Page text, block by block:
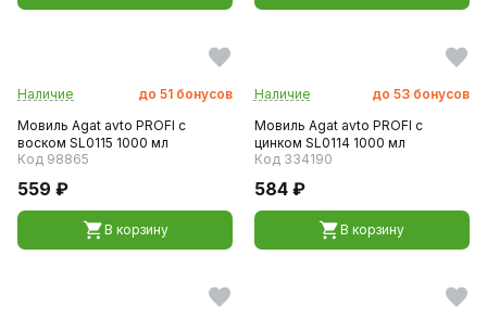
Наличие до 51 бонусов
Мовиль Agat avto PROFI с
воском SL0115 1000 мл
Код 98865
559 ₽
В корзину
Наличие до 53 бонусов
Мовиль Agat avto PROFI с
цинком SL0114 1000 мл
Код 334190
584 ₽
В корзину